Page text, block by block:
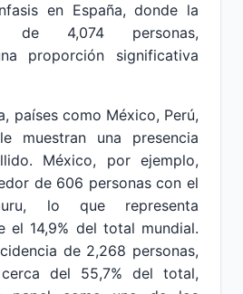
en España, donde la
de 4,074 personas,
proporción significativa
países como México, Perú,
muestran una presencia
México, por ejemplo,
de 606 personas con el
lo que representa
el 14,9% del total mundial.
de 2,268 personas,
del 55,7% del total,